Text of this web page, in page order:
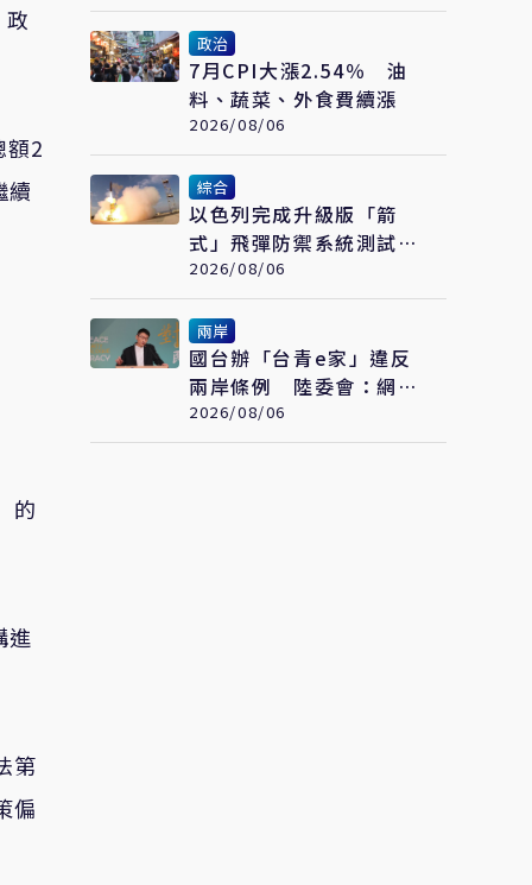
額2
續
的
進
第
偏
政治
7月CPI大漲2.54％ 油
料、蔬菜、外食費續漲
2026/08/06
綜合
以色列完成升級版「箭
式」飛彈防禦系統測試
持續強化反導能力
2026/08/06
兩岸
國台辦「台青e家」違反
兩岸條例 陸委會：網站
已被封鎖
2026/08/06